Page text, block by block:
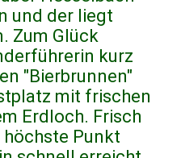
und der liegt
Zum Glück
kurz
"Bierbrunnen"
mit frischen
Erdloch. Frisch
Punkt